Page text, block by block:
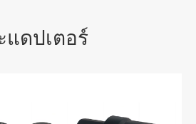
แดปเตอร์